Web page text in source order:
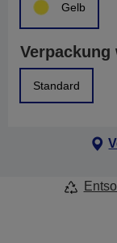
Gelb
Verpackung
Standard